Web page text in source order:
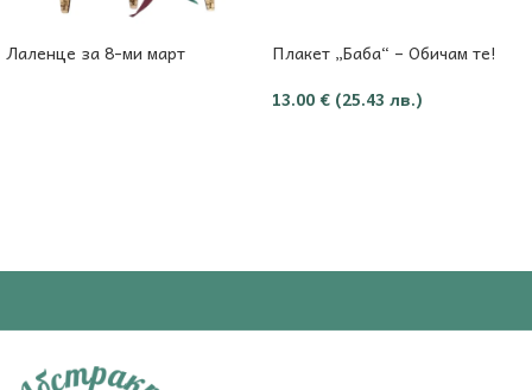
Лаленце за 8-ми март
Плакет „Баба“ – Обичам те!
13.00 € (25.43 лв.)